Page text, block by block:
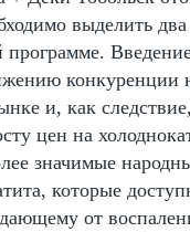
выделить
программе.
конкуренции
и, как следствие,
цен на
значимые
которые
от